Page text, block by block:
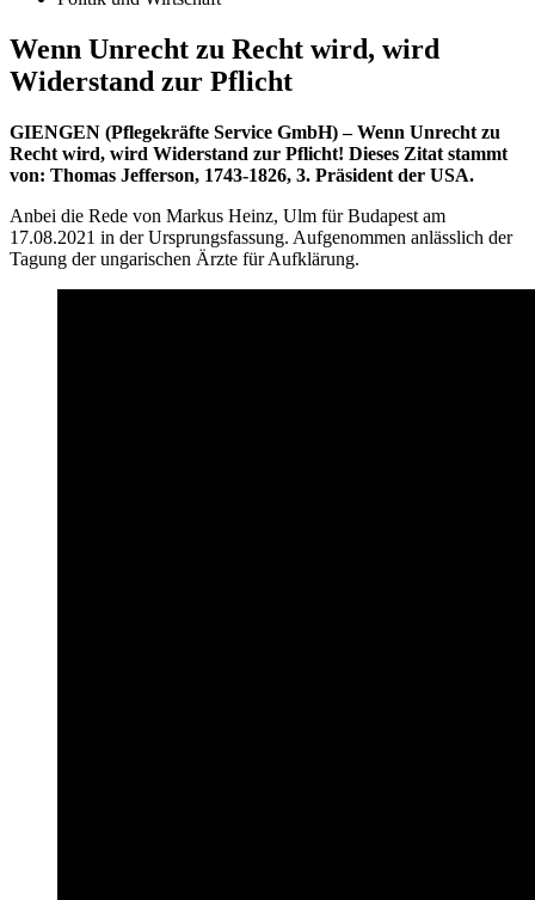
Wenn Unrecht zu Recht wird, wird
Widerstand zur Pflicht
GIENGEN (Pflegekräfte Service GmbH) – Wenn Unrecht zu
Recht wird, wird Widerstand zur Pflicht! Dieses Zitat stammt
von: Thomas Jefferson, 1743-1826, 3. Präsident der USA.
Anbei die Rede von Markus Heinz, Ulm für Budapest am
17.08.2021 in der Ursprungsfassung. Aufgenommen anlässlich der
Tagung der ungarischen Ärzte für Aufklärung.